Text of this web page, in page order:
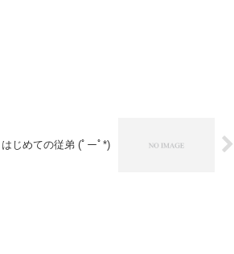
はじめての従弟 (ﾟーﾟ*)